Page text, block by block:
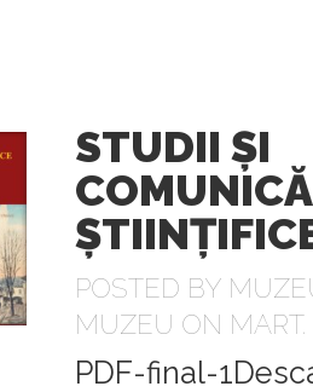
STUDII ȘI
POSTED BY
MUZEU ON MART.
PDF-final-